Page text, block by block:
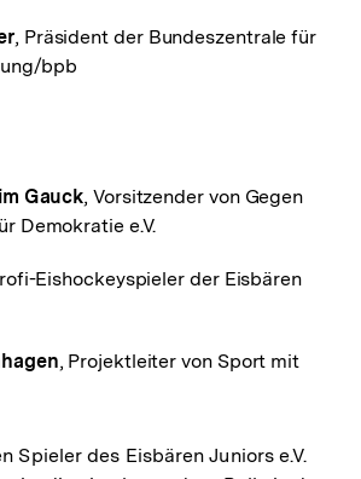
, Präsident der Bundeszentrale für
bpb
Gauck, Vorsitzender von Gegen
Demokratie e.V.
Eishockeyspieler der Eisbären
, Projektleiter von Sport mit
Spieler des Eisbären Juniors e.V.